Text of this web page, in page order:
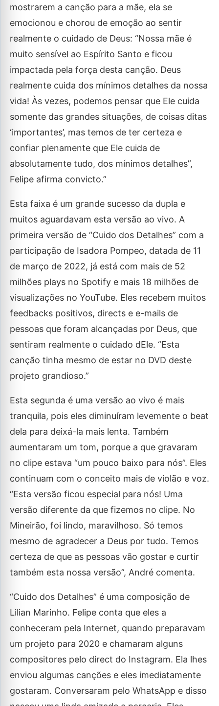
mostrarem a canção para a mãe, ela se
emocionou e chorou de emoção ao sentir
realmente o cuidado de Deus: “Nossa mãe é
muito sensível ao Espírito Santo e ficou
impactada pela força desta canção. Deus
realmente cuida dos mínimos detalhes da nossa
vida! Às vezes, podemos pensar que Ele cuida
somente das grandes situações, de coisas ditas
‘importantes’, mas temos de ter certeza e
confiar plenamente que Ele cuida de
absolutamente tudo, dos mínimos detalhes”,
Felipe afirma convicto.”
Esta faixa é um grande sucesso da dupla e
muitos aguardavam esta versão ao vivo. A
primeira versão de “Cuido dos Detalhes” com a
participação de Isadora Pompeo, datada de 11
de março de 2022, já está com mais de 52
milhões plays no Spotify e mais 18 milhões de
visualizações no YouTube. Eles recebem muitos
feedbacks positivos, directs e e-mails de
pessoas que foram alcançadas por Deus, que
sentiram realmente o cuidado dEle. “Esta
canção tinha mesmo de estar no DVD deste
projeto grandioso.”
Esta segunda é uma versão ao vivo é mais
tranquila, pois eles diminuíram levemente o beat
dela para deixá-la mais lenta. Também
aumentaram um tom, porque a que gravaram
no clipe estava “um pouco baixo para nós”. Eles
continuam com o conceito mais de violão e voz.
“Esta versão ficou especial para nós! Uma
versão diferente da que fizemos no clipe. No
Mineirão, foi lindo, maravilhoso. Só temos
mesmo de agradecer a Deus por tudo. Temos
certeza de que as pessoas vão gostar e curtir
também esta nossa versão”, André comenta.
“Cuido dos Detalhes” é uma composição de
Lilian Marinho. Felipe conta que eles a
conheceram pela Internet, quando preparavam
um projeto para 2020 e chamaram alguns
compositores pelo direct do Instagram. Ela lhes
enviou algumas canções e eles imediatamente
gostaram. Conversaram pelo WhatsApp e disso